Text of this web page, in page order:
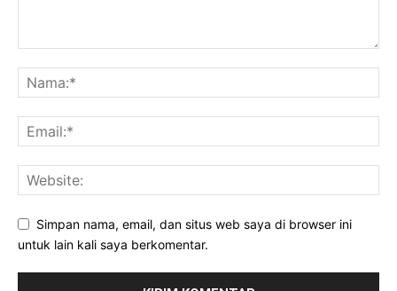
Simpan nama, email, dan situs web saya di browser ini
untuk lain kali saya berkomentar.